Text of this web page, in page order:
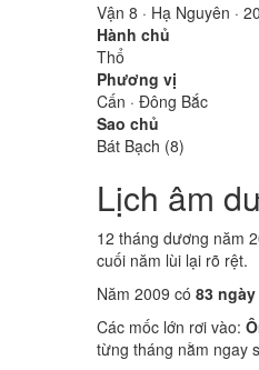
Vận 8 · Hạ Nguyên ·
Hành chủ
Thổ
Phương vị
Cấn · Đông Bắc
Sao chủ
Bát Bạch (8)
Lịch âm
12 tháng dương năm
cuối năm lùi lại rõ rệt.
Năm 2009 có 83
Các mốc lớn rơi vào:
từng tháng nằm ngay